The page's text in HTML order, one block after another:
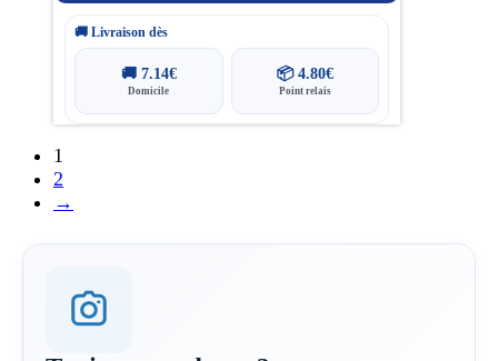
🚚 Livraison dès
🚚 7.14€
Domicile
📦 4.80€
Point relais
1
2
→